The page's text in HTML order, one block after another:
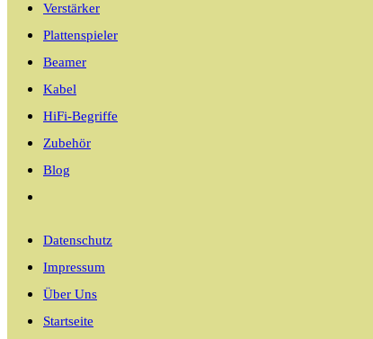
Verstärker
Plattenspieler
Beamer
Kabel
HiFi-Begriffe
Zubehör
Blog
umschalten
Datenschutz
Impressum
Über Uns
Startseite